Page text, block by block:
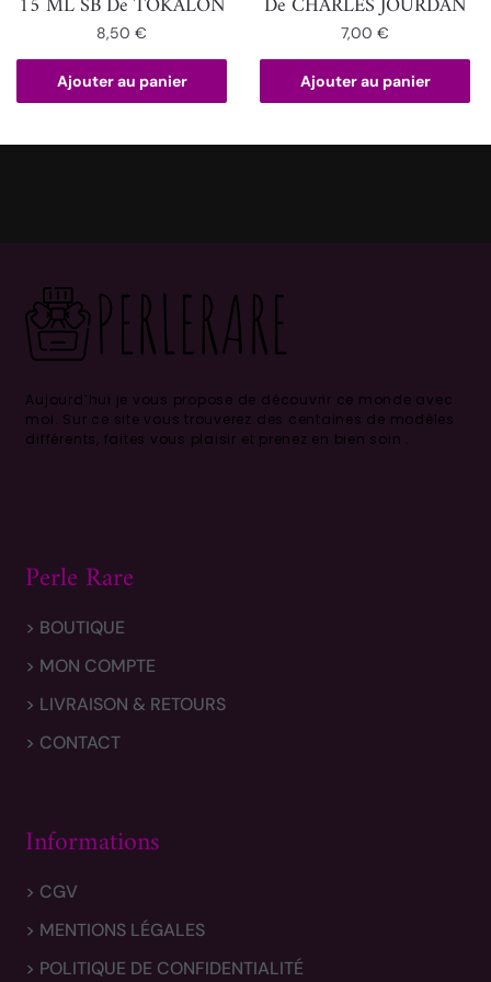
8,50€
Ajouter au panier
7,00€
Ajouter au panier
Aujourd’hui je vous propose de découvrir ce monde avec
moi. Sur ce site vous trouverez des centaines de modèles
différents, faites vous plaisir et prenez en bien soin .
Perle Rare
> BOUTIQUE
> MON COMPTE
> LIVRAISON & RETOURS
> CONTACT
Informations
> CGV
> MENTIONS LÉGALES
> POLITIQUE DE CONFIDENTIALITÉ